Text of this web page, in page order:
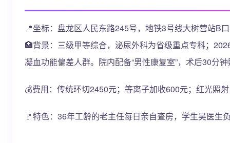
📍坐标：盘龙区人民东路245号，地铁3号线大树营站B
🏥背景：三级甲等综合，泌尿外科为省级重点专科；
凝血功能偏差人群。院内配备“男性康复室”，术后30分
💰费用：传统环切2450元；等离子加收600元；红光照
🚩特色：36年工龄的老主任每日亲自查房，学生吴医